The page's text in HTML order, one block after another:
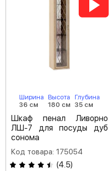
Ширина
36 см
Высота
180 см
Глубина
35 см
Шкаф пенал Ливорно
ЛШ-7 для посуды дуб
сонома
Код товара: 175054
(4.5)